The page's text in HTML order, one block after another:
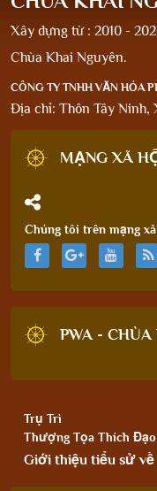
Xây dựng từ : 2010 -
Chùa Khai Nguyên.
CÔNG TY TNHH VĂN HÓA
Địa chỉ: Thôn Tây Ninh,
MẠNG XÃ
Chúng tôi trên mạng
PWA - CHÙA
Trụ Trì
Thượng Tọa Thích
Giới thiệu tiểu sử